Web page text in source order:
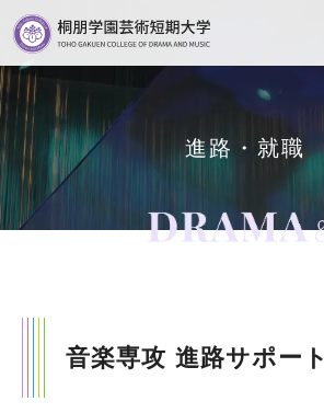
ロ
ー
バ
ル
ナ
ビ
ゲ
文
へ
ッ
タ
ー
へ
進路・就職
音楽専攻 進路サポート